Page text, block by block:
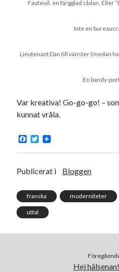
Länkskolan
Vad ska du laga för mat idag? (Recept!)
Flöde för kommentarer
Swish: 070-8885542
Fauteuil, en färgglad sådan. Eller
Inte en
Lieutenant Dan till vänster (medan
En bandy-
Var kreativa! Go-go-go! –
kunnat vråla.
F
c
b
k
T
i
t
Publicerat i Bloggen
franska moderniteter
uttal
Hej